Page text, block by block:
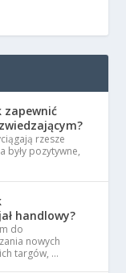
zapewnić
rzesze
były pozytywne,
handlowy?
do
nowych
targów, …